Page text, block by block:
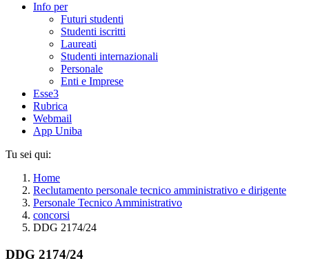
Info per
Futuri studenti
Studenti iscritti
Laureati
Studenti internazionali
Personale
Enti e Imprese
Esse3
Rubrica
Webmail
App Uniba
Tu sei qui:
Home
Reclutamento personale tecnico amministrativo e dirigente
Personale Tecnico Amministrativo
concorsi
DDG 2174/24
DDG 2174/24